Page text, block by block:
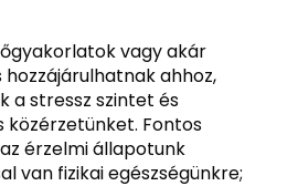
vagy akár
ahhoz,
a stressz szintet és
közérzetünket. Fontos
érzelmi állapotunk
van fizikai egészségünkre;